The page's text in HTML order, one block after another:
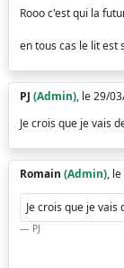
Rooo c'est qui la
en tous cas le lit est
PJ (Admin), le 29/
Je crois que je vais
Romain (Admin),
Je crois que je
PJ